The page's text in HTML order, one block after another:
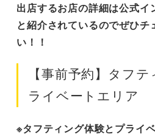
出店するお店の詳細は公式イ
と紹介されているのでぜひチ
い！！
【事前予約】タフ
ライベートエリア
※タフティング体験とプライ